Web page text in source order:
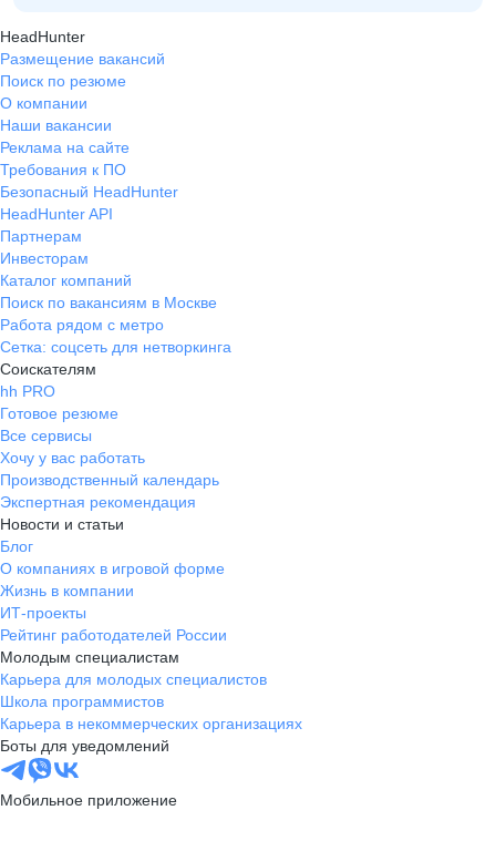
HeadHunter
Размещение вакансий
Поиск по резюме
О компании
Наши вакансии
Реклама на сайте
Требования к ПО
Безопасный HeadHunter
HeadHunter API
Партнерам
Инвесторам
Каталог компаний
Поиск по вакансиям в Москве
Работа рядом с метро
Сетка: соцсеть для нетворкинга
Соискателям
hh PRO
Готовое резюме
Все сервисы
Хочу у вас работать
Производственный календарь
Экспертная рекомендация
Новости и статьи
Блог
О компаниях в игровой форме
Жизнь в компании
ИТ-проекты
Рейтинг работодателей России
Молодым специалистам
Карьера для молодых специалистов
Школа программистов
Карьера в некоммерческих организациях
Боты для уведомлений
Мобильное приложение